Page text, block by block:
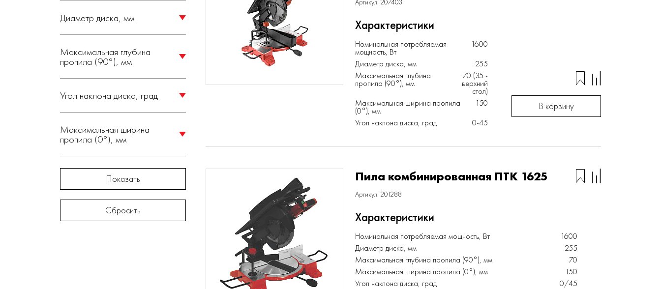
Диаметр диска, мм
255 ( 2)
Максимальная глубина
пропила (90°), мм
70 (35 - верхний стол) (
Угол наклона диска, град
0-45 (1)
0/45 (1)
Максимальная ширина
пропила (0°), мм
150 ( 2)
Показать
Сбросить
Артикул: 207403
Характеристики
Номинальная потребляемая
мощность, Вт
1600
Диаметр диска, мм
255
Максимальная глубина
пропила (90°), мм
70 (35 -
верхний
стол)
Максимальная ширина пропила
(0°), мм
150
Угол наклона диска, град
0-45
В корзину
Пила комбинированная ПТК 1625
Артикул: 201288
Характеристики
Номинальная потребляемая мощность, Вт
1600
Диаметр диска, мм
255
Максимальная глубина пропила (90°), мм
70
Максимальная ширина пропила (0°), мм
150
Угол наклона диска, град
0/45